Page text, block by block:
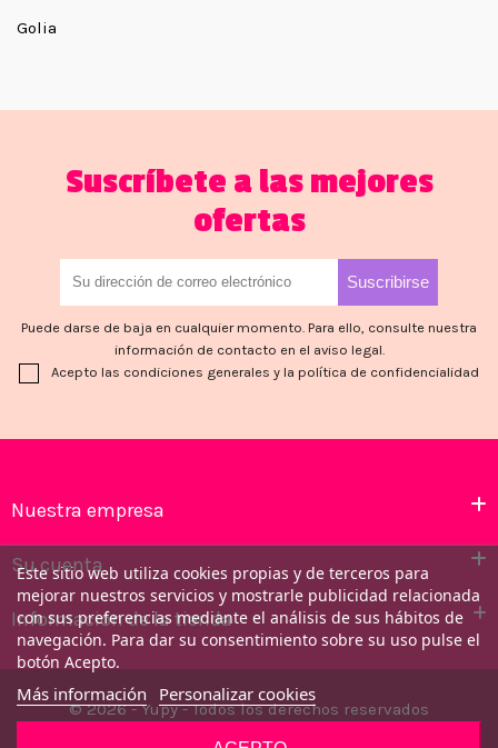
Golia
Suscríbete a las mejores
ofertas
Puede darse de baja en cualquier momento. Para ello, consulte nuestra
información de contacto en el aviso legal.
Acepto las condiciones generales y la política de confidencialidad
Nuestra empresa
Su cuenta
Información de la tienda
Este sitio web utiliza cookies propias y de terceros para
mejorar nuestros servicios y mostrarle publicidad relacionada
con sus preferencias mediante el análisis de sus hábitos de
navegación. Para dar su consentimiento sobre su uso pulse el
botón Acepto.
Más información Personalizar cookies
© 2026 - Yupy - Todos los derechos reservados